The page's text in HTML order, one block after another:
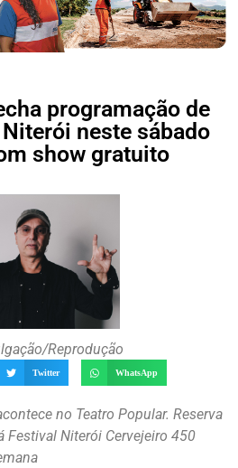
programação de
neste sábado
show gratuito
Reprodução
Twitter WhatsApp
no Teatro Popular. Reserva
Festival Niterói Cervejeiro 450